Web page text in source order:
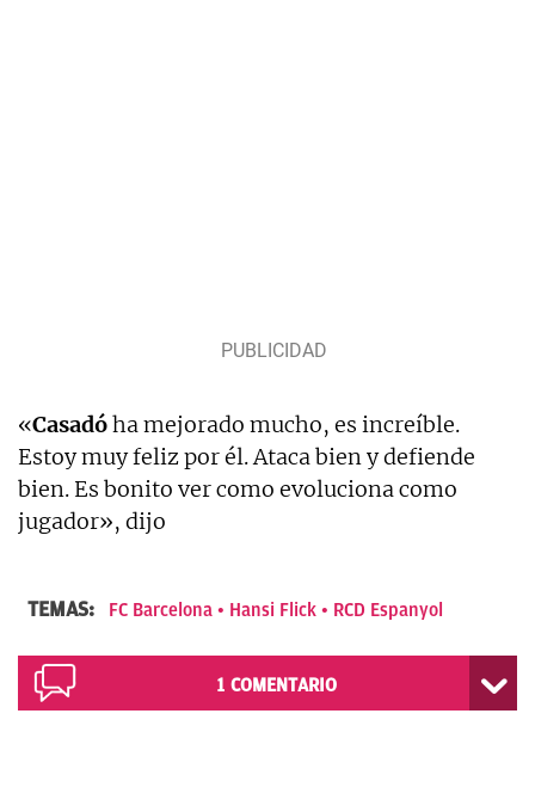
«Casadóha mejorado mucho, es increíble.
Estoy muy feliz por él. Ataca bien y defiende
bien. Es bonito ver como evoluciona como
jugador», dijo
TEMAS: FC Barcelona Hansi Flick RCD Espanyol
1 COMENTARIO